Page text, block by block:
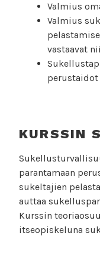
Valmius
Valmius
vastaavat
perustaidot
KURSSIN
parantamaan
sukeltajien
auttaa
Kurssin
itseopiskeluna